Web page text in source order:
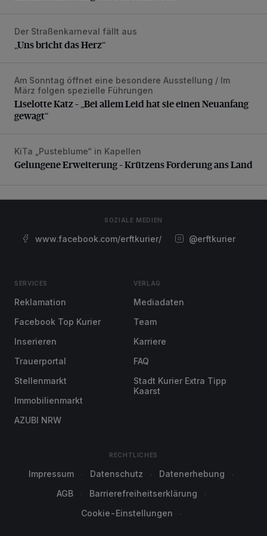
„Uns bricht das Herz“
Der Straßenkarneval fällt aus
„Uns bricht das Herz“
Liselotte Katz – „Bei allem Leid hat sie einen Neuanfang
Am Sonntag öffnet eine besondere Ausstellung / Im
März folgen spezielle Führungen
Liselotte Katz – „Bei allem Leid hat sie einen Neuanfang
gewagt“
Gelungene Erweiterung – Krützens Forderung ans Land
KiTa „Pusteblume“ in Kapellen
Gelungene Erweiterung – Krützens Forderung ans Land
SOZIALE MEDIEN
www.facebook.com/erftkurier/ @erftkurier
SERVICES
Reklamation
Facebook Top Kurier
Inserieren
Trauerportal
Stellenmarkt
Immobilienmarkt
AZUBI NRW
VERLAG
Mediadaten
Team
Karriere
FAQ
Stadt Kurier Extra Tipp
Kaarst
RECHTLICHES
Impressum Datenschutz
Datenerhebung
AGB
Barrierefreiheitserklärung
Cookie-Einstellungen